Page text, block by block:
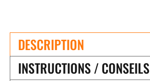
DESCRIPTION
INSTRUCTIONS / CONSEILS